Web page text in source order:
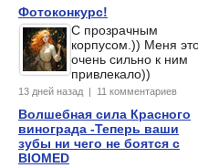
Фотоконкурс!
С прозрачным
корпусом.)) Меня
очень сильно к ним
привлекало))
13 дней назад | 11 комментариев
Волшебная сила Красного
винограда -Теперь ваши
зубы ни чего не боятся с
BIOMED